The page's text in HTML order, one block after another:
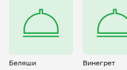
Беляши
Винегрет